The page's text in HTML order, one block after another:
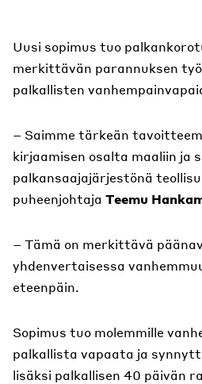
Uusi sopimus tuo
merkittävän parannuksen
palkallisten
– Saimme tärkeän
kirjaamisen osalta maaliin ja
palkansaajajärjestönä
puheenjohtaja Teemu
– Tämä on merkittävä
yhdenvertaisessa
eteenpäin.
Sopimus tuo molemmille
palkallista vapaata ja
lisäksi palkallisen 40 päivän